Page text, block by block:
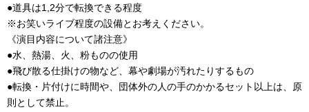
●道具は1,2分で転換できる程度
※お笑いライブ程度の設備とお考えください。
《演目内容について諸注意》
●水、熱湯、火、粉ものの使用
●飛び散る仕掛けの物など、幕や劇場が汚れたりするもの
●転換・片付けに時間や、団体外の人の手のかかるセット以上は、原
則として禁止。